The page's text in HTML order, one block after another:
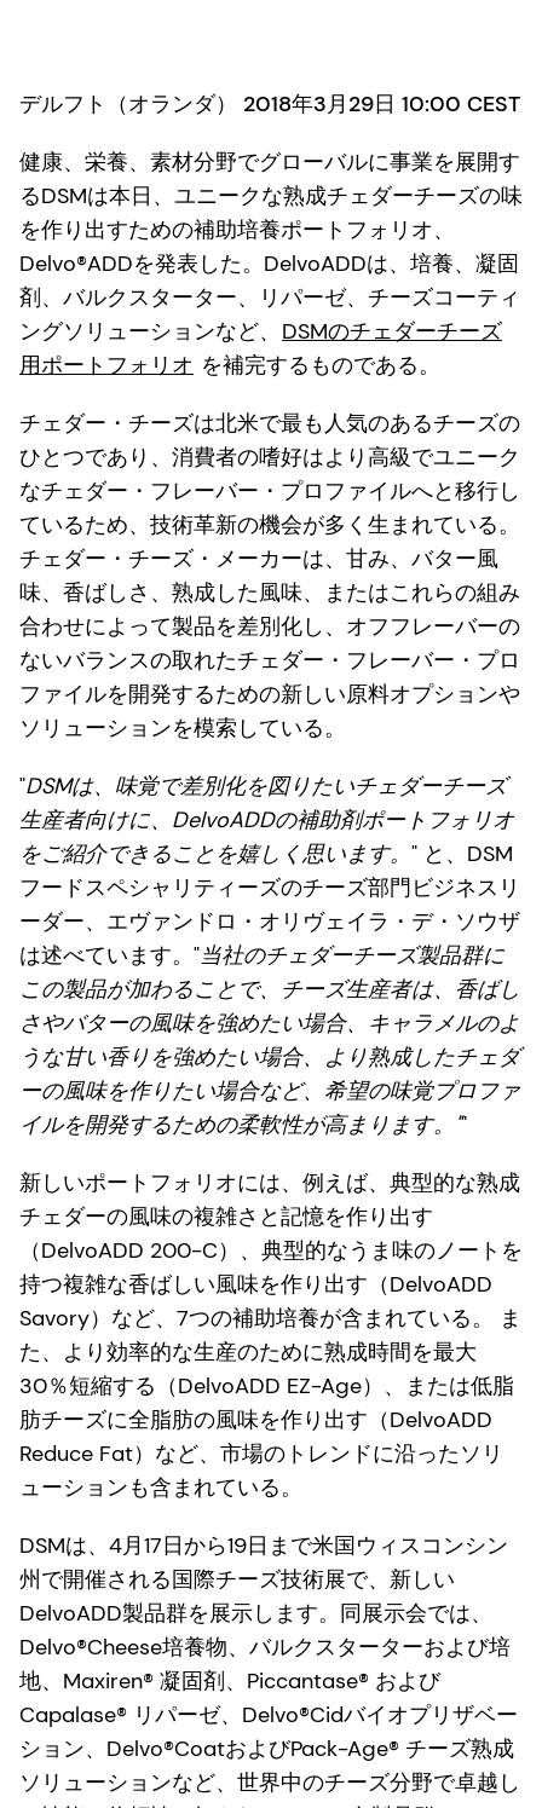
デルフト（オランダ） 2018年3月29日 10:00 CEST
健康、栄養、素材分野でグローバルに事業を展開す
るDSMは本日、ユニークな熟成チェダーチーズの味
を作り出すための補助培養ポートフォリオ、
Delvo®ADDを発表した。DelvoADDは、培養、凝固
剤、バルクスターター、リパーゼ、チーズコーティ
ングソリューションなど、 DSMのチェダーチーズ
用ポートフォリオ を補完するものである。
チェダー・チーズは北米で最も人気のあるチーズの
ひとつであり、消費者の嗜好はより高級でユニーク
なチェダー・フレーバー・プロファイルへと移行し
ているため、技術革新の機会が多く生まれている。
チェダー・チーズ・メーカーは、甘み、バター風
味、香ばしさ、熟成した風味、またはこれらの組み
合わせによって製品を差別化し、オフフレーバーの
ないバランスの取れたチェダー・フレーバー・プロ
ファイルを開発するための新しい原料オプションや
ソリューションを模索している。
"DSMは、味覚で差別化を図りたいチェダーチーズ
生産者向けに、DelvoADDの補助剤ポートフォリオ
をご紹介できることを嬉しく思います。 " と、DSM
フードスペシャリティーズのチーズ部門ビジネスリ
ーダー、エヴァンドロ・オリヴェイラ・デ・ソウザ
は述べています。"当社のチェダーチーズ製品群に
この製品が加わることで、チーズ生産者は、香ばし
さやバターの風味を強めたい場合、キャラメルのよ
うな甘い香りを強めたい場合、より熟成したチェダ
ーの風味を作りたい場合など、希望の味覚プロファ
イルを開発するための柔軟性が高まります。""
新しいポートフォリオには、例えば、典型的な熟成
チェダーの風味の複雑さと記憶を作り出す
（DelvoADD 200-C）、典型的なうま味のノートを
持つ複雑な香ばしい風味を作り出す（DelvoADD
Savory）など、7つの補助培養が含まれている。 ま
た、より効率的な生産のために熟成時間を最大
30％短縮する（DelvoADD EZ-Age）、または低脂
肪チーズに全脂肪の風味を作り出す（DelvoADD
Reduce Fat）など、市場のトレンドに沿ったソリ
ューションも含まれている。
DSMは、4月17日から19日まで米国ウィスコンシン
州で開催される国際チーズ技術展で、新しい
DelvoADD製品群を展示します。同展示会では、
Delvo®Cheese培養物、バルクスターターおよび培
地、Maxiren® 凝固剤、Piccantase® および
Capalase® リパーゼ、Delvo®Cidバイオプリザベー
ション、Delvo®CoatおよびPack-Age® チーズ熟成
ソリューションなど、世界中のチーズ分野で卓越し